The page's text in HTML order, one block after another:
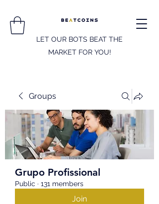
LET OUR BOTS BEAT THE
MARKET FOR YOU!
Groups
Grupo Profissional
Public · 131 members
Join